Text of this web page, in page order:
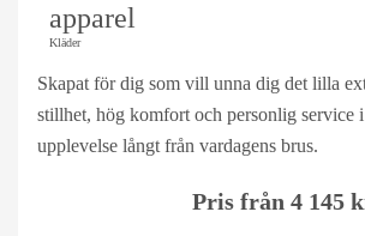
apparel
Kläder
Skapat för dig som vill unna dig det lilla
stillhet, hög komfort och personlig service
upplevelse långt från vardagens brus.
Pris från 4 145